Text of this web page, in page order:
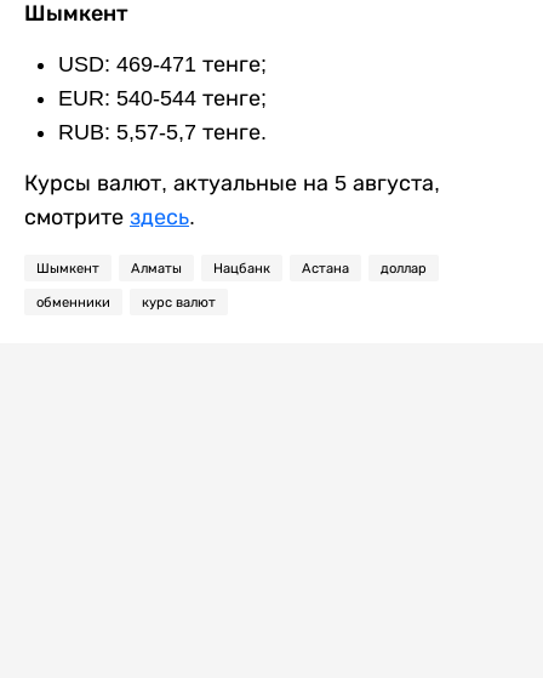
Шымкент
USD: 469-471 тенге;
EUR: 540-544 тенге;
RUB: 5,57-5,7 тенге.
Курсы валют, актуальные на 5 августа,
смотрите здесь.
Шымкент Алматы Нацбанк Астана доллар
обменники курс валют